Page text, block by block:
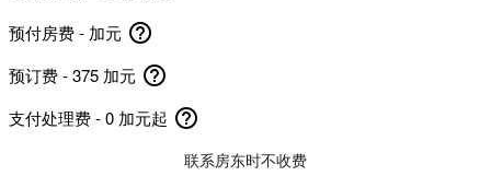
预付房费 - 加元 help_outline
预订费 - 375 加元 help_outline
支付处理费 - 0 加元起 help_outline
联系房东时不收费